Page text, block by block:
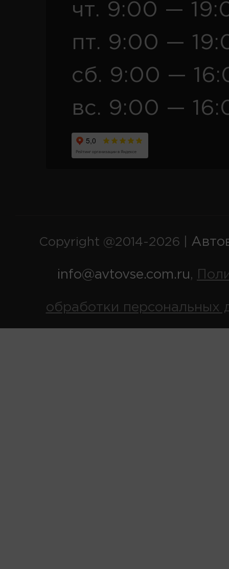
чт. 9:00 —
пт. 9:00 —
сб. 9:00 —
вс. 9:00 —
Copyright @2014-2026 |
info@avtovse.com.ru,
обработки персональных